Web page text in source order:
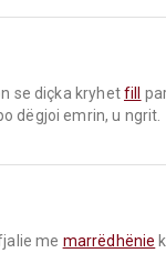
se diçka kryhet fill
dëgjoi emrin, u ngrit.
me marrëdhënie